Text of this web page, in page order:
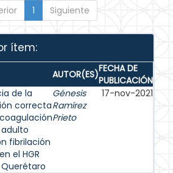
1 Siguiente
ítem:
AUTOR(ES)FECHA DE
PUBLICACIÓN
de la
correcta
fibrilación
el HGR
Querétaro
Génesis
Ramírez
Prieto
17-nov-2021